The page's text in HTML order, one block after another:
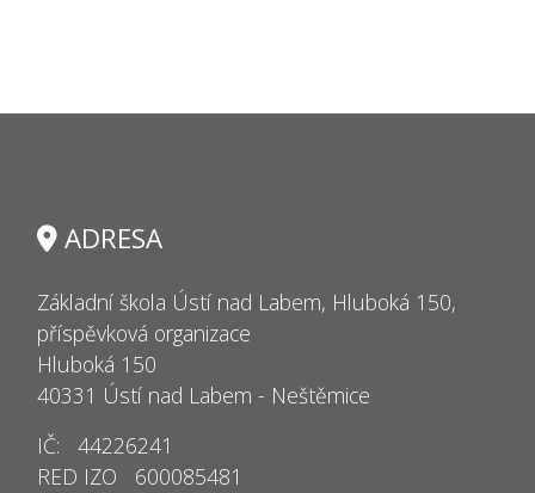
ADRESA
Základní škola Ústí nad Labem, Hluboká 150,
příspěvková organizace
Hluboká 150
40331 Ústí nad Labem - Neštěmice
IČ: 44226241
RED IZO 600085481